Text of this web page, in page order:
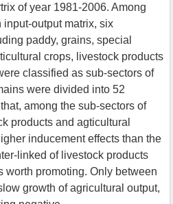
of year 1981-2006. Among
output matrix, six
paddy, grains, special
crops, livestock products
classified as sub-sectors of
were divided into 52
among the sub-sectors of
products and agticultural
inducement effects than the
linked of livestock products
worth promoting. Only between
growth of agricultural output,